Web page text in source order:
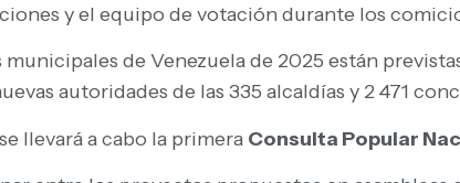
y el equipo de votación durante los
de Venezuela de 2025 están
autoridades de las 335 alcaldías y 2 471
llevará a cabo la primera Consulta Popular